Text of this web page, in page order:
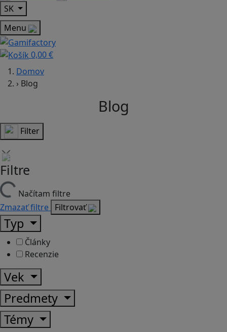
SK
Menu
0,00 €
Domov
› Blog
Blog
Filter
Filtre
Načítam filtre
Zmazať filtre Filtrovať
Typ
Články
Recenzie
Vek
Predmety
Témy